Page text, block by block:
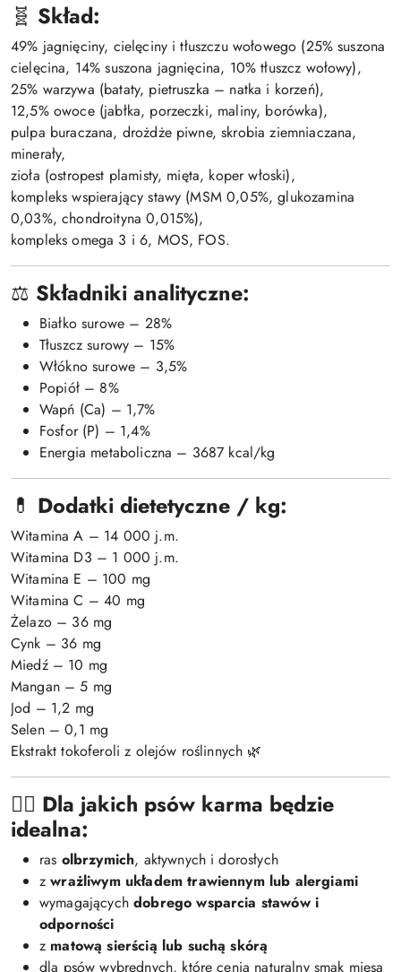
🧬 Skład:
49% jagnięciny, cielęciny i tłuszczu wołowego (25% suszona
cielęcina, 14% suszona jagnięcina, 10% tłuszcz wołowy),
25% warzywa (bataty, pietruszka – natka i korzeń),
12,5% owoce (jabłka, porzeczki, maliny, borówka),
pulpa buraczana, drożdże piwne, skrobia ziemniaczana,
minerały,
zioła (ostropest plamisty, mięta, koper włoski),
kompleks wspierający stawy (MSM 0,05%, glukozamina
0,03%, chondroityna 0,015%),
kompleks omega 3 i 6, MOS, FOS.
⚖️ Składniki analityczne:
Białko surowe – 28%
Tłuszcz surowy – 15%
Włókno surowe – 3,5%
Popiół – 8%
Wapń (Ca) – 1,7%
Fosfor (P) – 1,4%
Energia metaboliczna – 3687 kcal/kg
💊 Dodatki dietetyczne / kg:
Witamina A – 14 000 j.m.
Witamina D3 – 1 000 j.m.
Witamina E – 100 mg
Witamina C – 40 mg
Żelazo – 36 mg
Cynk – 36 mg
Miedź – 10 mg
Mangan – 5 mg
Jod – 1,2 mg
Selen – 0,1 mg
Ekstrakt tokoferoli z olejów roślinnych 🌿
🐕‍🦺 Dla jakich psów karma będzie
idealna:
ras olbrzymich, aktywnych i dorosłych
zwrażliwym układem trawiennym lub alergiami
wymagającychdobrego wsparcia stawów i
odporności
z matową sierścią lub suchą skórą
dla psów wybrednych, które cenią naturalny smak mięsa